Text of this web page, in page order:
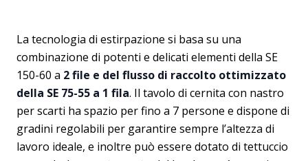
La tecnologia di estirpazione si basa su una
combinazione di potenti e delicati elementi della SE
150-60 a 2 file e del flusso di raccolto ottimizzato
della SE 75-55 a 1 fila. Il tavolo di cernita con nastro
per scarti ha spazio per fino a 7 persone e dispone di
gradini regolabili per garantire sempre l’altezza di
lavoro ideale, e inoltre può essere dotato di tettuccio